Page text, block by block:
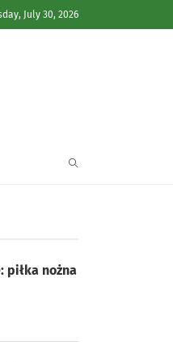
July 30, 2026
piłka nożna